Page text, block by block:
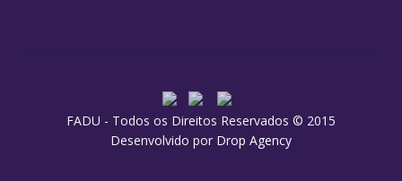
FADU - Todos os Direitos Reservados © 2015
Desenvolvido por Drop Agency